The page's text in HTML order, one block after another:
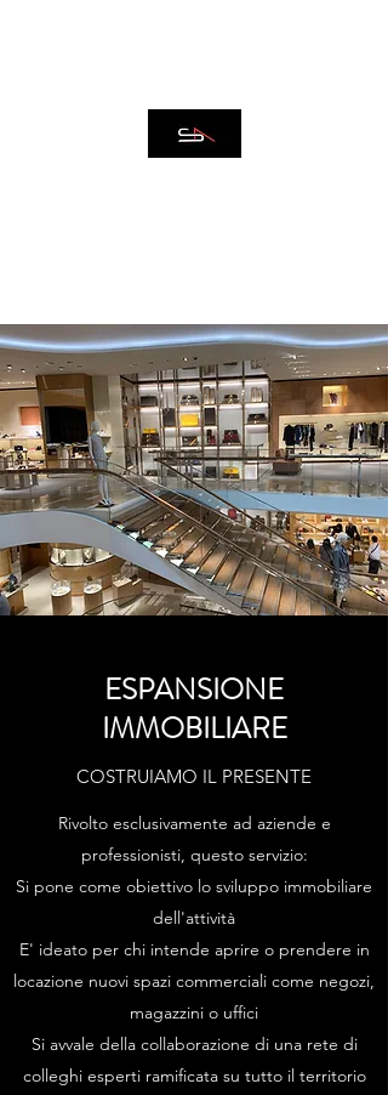
ESPANSIONE
IMMOBILIARE
COSTRUIAMO IL PRESENTE
Rivolto esclusivamente ad aziende e
professionisti, questo servizio:
Si pone come obiettivo lo sviluppo immobiliare
dell'attività
E' ideato per chi intende aprire o prendere in
locazione nuovi spazi commerciali come negozi,
magazzini o uffici
Si avvale della collaborazione di una rete di
colleghi esperti ramificata su tutto il territorio